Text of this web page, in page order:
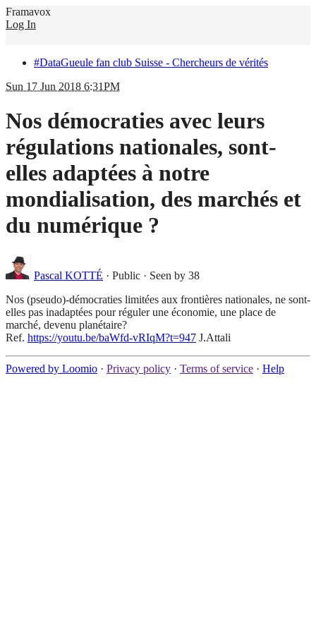
Framavox
Log In
#DataGueule fan club Suisse - Chercheurs de vérités
Sun 17 Jun 2018 6:31PM
Nos démocraties avec leurs
régulations nationales, sont-
elles adaptées à notre
mondialisation, des marchés et
du numérique ?
Pascal KOTTÉ · Public · Seen by 38
Nos (pseudo)-démocraties limitées aux frontières nationales, ne sont-
elles pas inadaptées pour réguler une économie, une place de
marché, devenu planétaire?
Ref. https://youtu.be/baWfd-vRIqM?t=947 J.Attali
Powered by Loomio · Privacy policy · Terms of service · Help